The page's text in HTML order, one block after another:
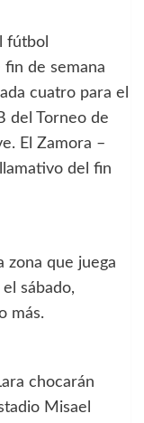
fútbol
de semana
cuatro para el
del Torneo de
El Zamora –
del fin
zona que juega
sábado,
más.
chocarán
Misael